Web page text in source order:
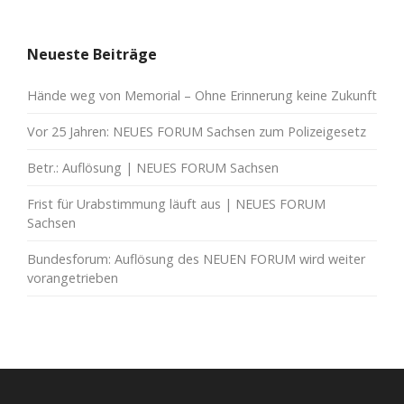
Neueste Beiträge
Hände weg von Memorial – Ohne Erinnerung keine Zukunft
Vor 25 Jahren: NEUES FORUM Sachsen zum Polizeigesetz
Betr.: Auflösung | NEUES FORUM Sachsen
Frist für Urabstimmung läuft aus | NEUES FORUM
Sachsen
Bundesforum: Auflösung des NEUEN FORUM wird weiter
vorangetrieben